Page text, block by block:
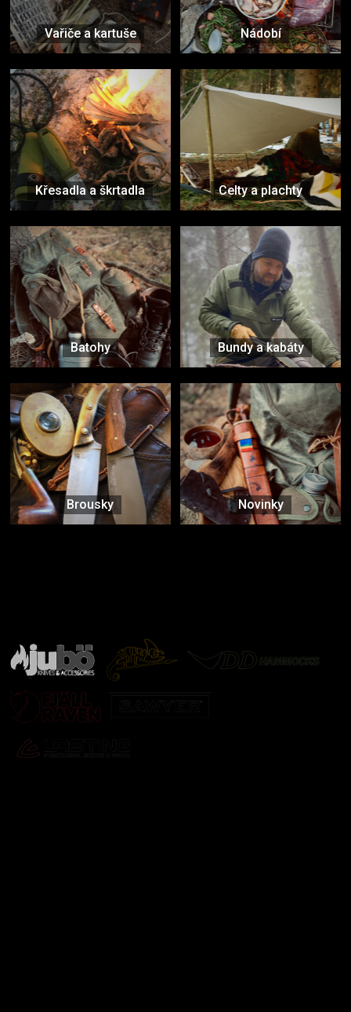
Vařiče a kartuše Nádobí
Křesadla a škrtadla Celty a plachty
Batohy Bundy a kabáty
Brousky Novinky